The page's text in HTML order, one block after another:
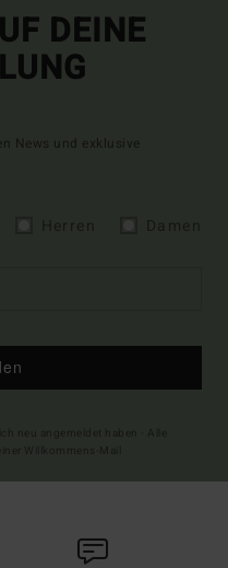
DEINE
News und exklusive